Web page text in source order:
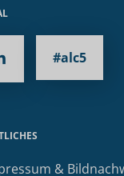
#alc5
&